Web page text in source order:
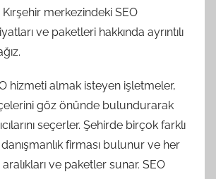
merkezindeki SEO
ve paketleri hakkında ayrıntılı
hizmeti almak isteyen işletmeler,
göz önünde bulundurarak
seçerler. Şehirde birçok farklı
firması bulunur ve her
ve paketler sunar. SEO